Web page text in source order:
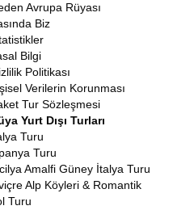
Avrupa Rüyası
Biz
Bilgi
Politikası
Verilerin Korunması
Tur Sözleşmesi
Yurt Dışı Turları
Turu
Turu
Amalfi Güney İtalya Turu
Alp Köyleri & Romantik
Turu